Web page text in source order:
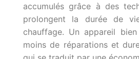
accumulés grâce à des
prolongent la durée de
chauffage. Un appareil
moins de réparations et